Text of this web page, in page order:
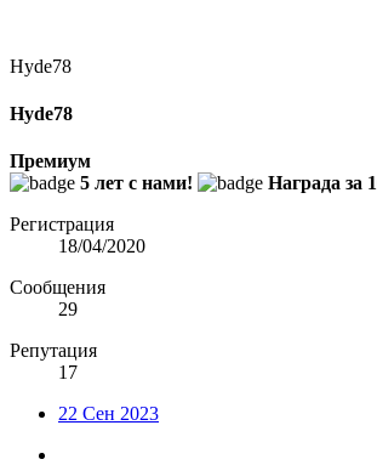
Hyde78
Hyde78
Премиум
5 лет с нами!
Награда за
Регистрация
18/04/2020
Сообщения
29
Репутация
17
22 Сен 2023